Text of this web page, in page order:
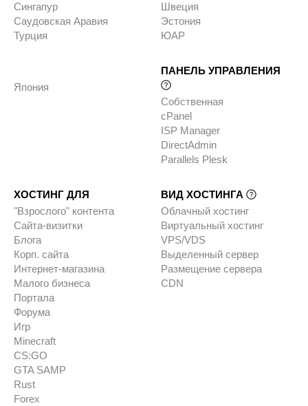
Сингапур
Саудовская Аравия
Турция
Швеция
Эстония
ЮАР
Япония
ПАНЕЛЬ УПРАВЛЕНИЯ
Собственная
cPanel
ISP Manager
DirectAdmin
Parallels Plesk
ХОСТИНГ ДЛЯ
"Взрослого" контента
Сайта-визитки
Блога
Корп. сайта
Интернет-магазина
Малого бизнеса
Портала
Форума
Игр
Minecraft
CS:GO
GTA SAMP
Rust
Forex
ВИД ХОСТИНГА
Облачный хостинг
Виртуальный хостинг
VPS/VDS
Выделенный сервер
Размещение сервера
CDN